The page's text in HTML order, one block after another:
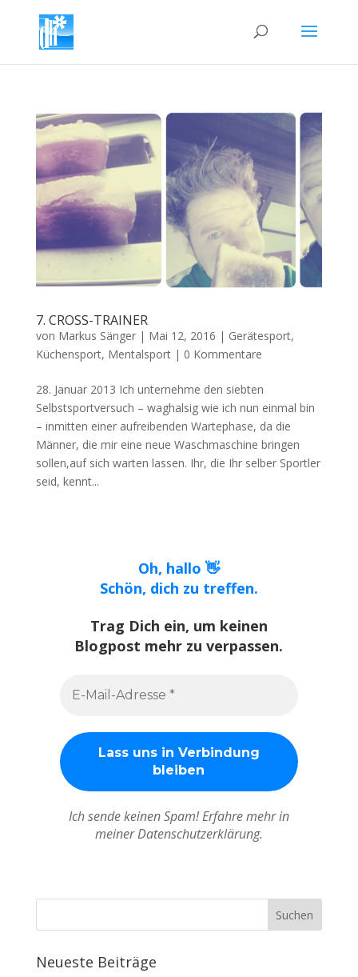
7. CROSS-TRAINER
von Markus Sänger| Mai 12, 2016 | Gerätesport,
Küchensport, Mentalsport| 0 Kommentare
28. Januar 2013 Ich unternehme den siebten
Selbstsportversuch – waghalsig wie ich nun einmal bin
– inmitten einer aufreibenden Wartephase, da die
Männer, die mir eine neue Waschmaschine bringen
sollen,auf sich warten lassen. Ihr, die Ihr selber Sportler
seid, kennt...
Oh, hallo 👋
Schön, dich zu treffen.
Trag Dich ein, um keinen
Blogpost mehr zu verpassen.
Ich sende keinen Spam! Erfahre mehr in
meiner Datenschutzerklärung.
Neueste Beiträge